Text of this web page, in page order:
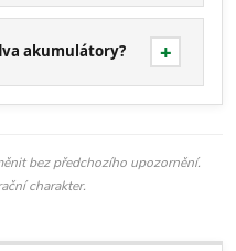
akumulátory?
bez předchozího upozornění.
charakter.